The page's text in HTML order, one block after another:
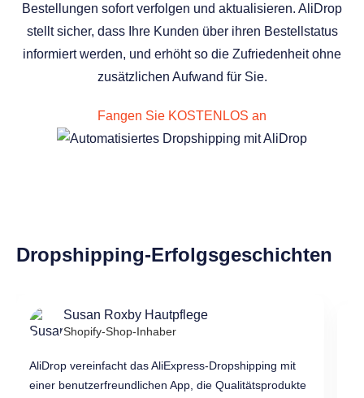
Bestellungen sofort verfolgen und aktualisieren. AliDrop
stellt sicher, dass Ihre Kunden über ihren Bestellstatus
informiert werden, und erhöht so die Zufriedenheit ohne
zusätzlichen Aufwand für Sie.
Fangen Sie KOSTENLOS an
Dropshipping-Erfolgsgeschichten
Susan Roxby Hautpflege
Shopify-Shop-Inhaber
AliDrop vereinfacht das AliExpress-Dropshipping mit
einer benutzerfreundlichen App, die Qualitätsprodukte